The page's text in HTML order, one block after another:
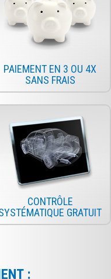
PAIEMENT EN 3 OU 4X
SANS FRAIS
CONTRÔLE
GRATUIT
: